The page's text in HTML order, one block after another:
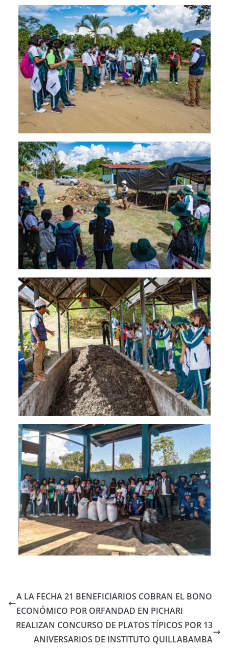
A LA FECHA 21 BENEFICIARIOS COBRAN EL BONO
ECONÓMICO POR ORFANDAD EN PICHARI
REALIZAN CONCURSO DE PLATOS TÍPICOS POR 13
ANIVERSARIOS DE INSTITUTO QUILLABAMBA